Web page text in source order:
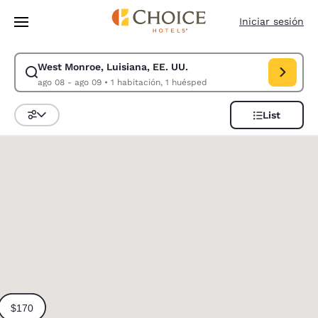
Pasar A Contenido Principal
Iniciar sesión
West Monroe, Luisiana, EE. UU.
ago 08 - ago 09• 1 habitación, 1 huésped
Modificar la búsqueda de West Monroe, Luisiana, EE. UU.. Fecha de
Ordenar y filtrar
List